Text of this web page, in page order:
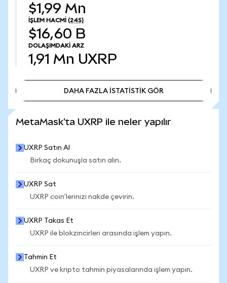
$1,99 Mn
İŞLEM HACMI (24S)
$16,60 B
DOLAŞIMDAKI ARZ
1,91 Mn UXRP
DAHA FAZLA İSTATİSTİK GÖR
MetaMask'ta UXRP ile neler yapılır
UXRP Satın Al
Birkaç dokunuşla satın alın.
UXRP Sat
UXRP coin'lerinizi nakde çevirin.
UXRP Takas Et
UXRP ile blokzincirleri arasında işlem yapın.
Tahmin Et
UXRP ve kripto tahmin piyasalarında işlem yapın.